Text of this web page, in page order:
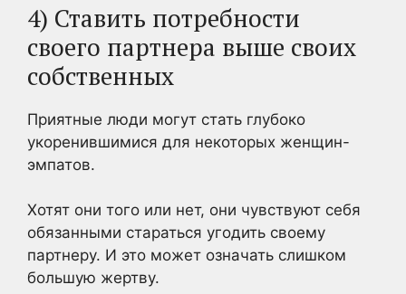
4) Ставить потребности
своего партнера выше своих
собственных
Приятные люди могут стать глубоко
укоренившимися для некоторых женщин-
эмпатов.
Хотят они того или нет, они чувствуют себя
обязанными стараться угодить своему
партнеру. И это может означать слишком
большую жертву.